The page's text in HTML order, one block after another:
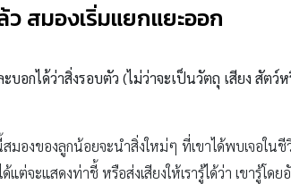
ว สมองเริ่มแยกแยะออก
อกได้ว่าสิ่งรอบตัว (ไม่ว่าจะเป็นวัตถุ เสียง สัตว์
งของลูกน้อยจะนำสิ่งใหม่ๆ ที่เขาได้พบเจอในชี
ต่จะแสดงท่าชี้ หรือส่งเสียงให้เรารู้ได้ว่า เขารู้โ